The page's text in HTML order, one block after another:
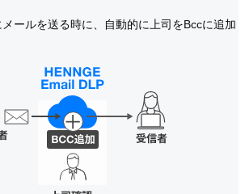
ールを送る時に、自動的に上司をBccに追加